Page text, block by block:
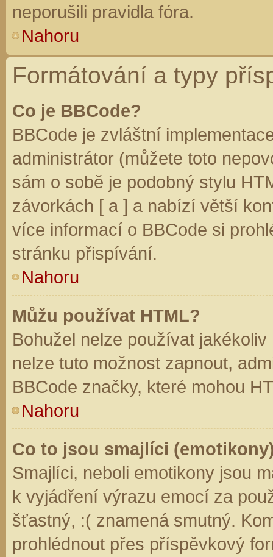
neporušili pravidla fóra.
Nahoru
Formátování a typy
Co je BBCode?
BBCode je zvláštní
administrátor (můžete toto
sám o sobě je podobný stylu
závorkách [ a ] a nabízí větší
více informací o BBCode si
stránku přispívání.
Nahoru
Můžu používat HTML?
Bohužel nelze používat
nelze tuto možnost zapnout,
BBCode značky, které mohou
Nahoru
Co to jsou smajlíci
Smajlíci, neboli emotikony jsou
k vyjádření výrazu emocí za
šťastný, :( znamená smutný.
prohlédnout přes příspěvkový